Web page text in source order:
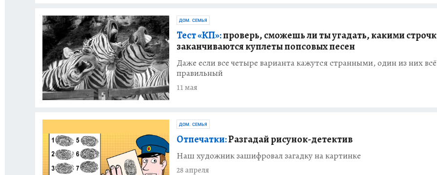
ДОМ. СЕМЬЯ
Тест «КП»:проверь, сможешь ли ты угадать, какими
заканчиваются куплеты попсовых песен
Даже если все четыре варианта кажутся странными, один из них
правильный
11 мая
ДОМ. СЕМЬЯ
Отпечатки:Разгадай рисунок-детектив
Наш художник зашифровал загадку на картинке
28 апреля